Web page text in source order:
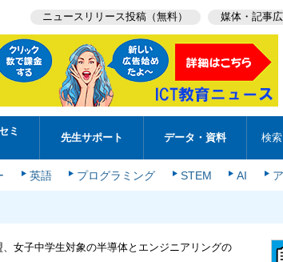
ニュースリリース投稿（無料） 媒体・記事
ミ
先生サポート データ・資料 検索
英語 プログラミング STEM AI
女子中学生対象の半導体とエンジニアリングの